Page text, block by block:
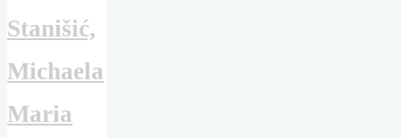
Stanišić,
Michaela
Maria